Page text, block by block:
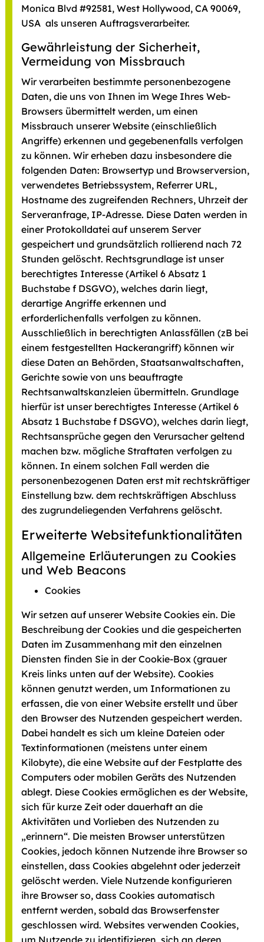
Monica Blvd #92581, West Hollywood, CA 90069,
USA als unseren Auftragsverarbeiter.
Gewährleistung der Sicherheit,
Vermeidung von Missbrauch
Wir verarbeiten bestimmte personenbezogene
Daten, die uns von Ihnen im Wege Ihres Web-
Browsers übermittelt werden, um einen
Missbrauch unserer Website (einschließlich
Angriffe) erkennen und gegebenenfalls verfolgen
zu können. Wir erheben dazu insbesondere die
folgenden Daten: Browsertyp und Browserversion,
verwendetes Betriebssystem, Referrer URL,
Hostname des zugreifenden Rechners, Uhrzeit der
Serveranfrage, IP-Adresse. Diese Daten werden in
einer Protokolldatei auf unserem Server
gespeichert und grundsätzlich rollierend nach 72
Stunden gelöscht. Rechtsgrundlage ist unser
berechtigtes Interesse (Artikel 6 Absatz 1
Buchstabe f DSGVO), welches darin liegt,
derartige Angriffe erkennen und
erforderlichenfalls verfolgen zu können.
Ausschließlich in berechtigten Anlassfällen (zB bei
einem festgestellten Hackerangriff) können wir
diese Daten an Behörden, Staatsanwaltschaften,
Gerichte sowie von uns beauftragte
Rechtsanwaltskanzleien übermitteln. Grundlage
hierfür ist unser berechtigtes Interesse (Artikel 6
Absatz 1 Buchstabe f DSGVO), welches darin liegt,
Rechtsansprüche gegen den Verursacher geltend
machen bzw. mögliche Straftaten verfolgen zu
können. In einem solchen Fall werden die
personenbezogenen Daten erst mit rechtskräftiger
Einstellung bzw. dem rechtskräftigen Abschluss
des zugrundeliegenden Verfahrens gelöscht.
Erweiterte Websitefunktionalitäten
Allgemeine Erläuterungen zu Cookies
und Web Beacons
Cookies
Wir setzen auf unserer Website Cookies ein. Die
Beschreibung der Cookies und die gespeicherten
Daten im Zusammenhang mit den einzelnen
Diensten finden Sie in der Cookie-Box (grauer
Kreis links unten auf der Website). Cookies
können genutzt werden, um Informationen zu
erfassen, die von einer Website erstellt und über
den Browser des Nutzenden gespeichert werden.
Dabei handelt es sich um kleine Dateien oder
Textinformationen (meistens unter einem
Kilobyte), die eine Website auf der Festplatte des
Computers oder mobilen Geräts des Nutzenden
ablegt. Diese Cookies ermöglichen es der Website,
sich für kurze Zeit oder dauerhaft an die
Aktivitäten und Vorlieben des Nutzenden zu
„erinnern“. Die meisten Browser unterstützen
Cookies, jedoch können Nutzende ihre Browser so
einstellen, dass Cookies abgelehnt oder jederzeit
gelöscht werden. Viele Nutzende konfigurieren
ihre Browser so, dass Cookies automatisch
entfernt werden, sobald das Browserfenster
geschlossen wird. Websites verwenden Cookies,
um Nutzende zu identifizieren, sich an deren